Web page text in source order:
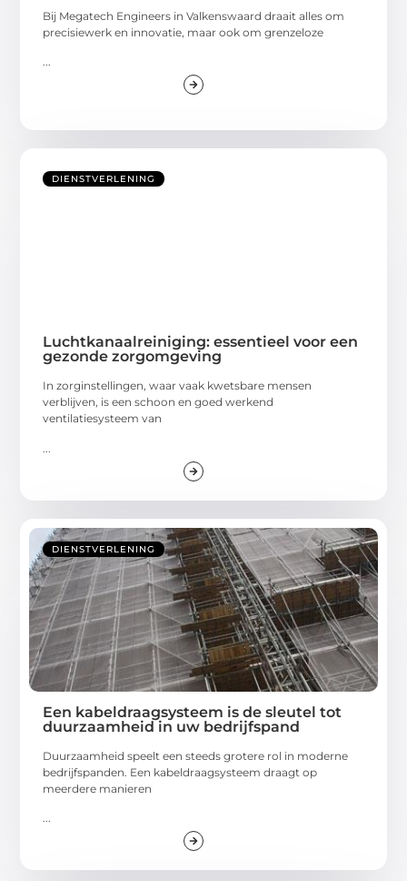
Bij Megatech Engineers in Valkenswaard draait alles om
precisiewerk en innovatie, maar ook om grenzeloze
...
DIENSTVERLENING
Luchtkanaalreiniging: essentieel voor een
gezonde zorgomgeving
In zorginstellingen, waar vaak kwetsbare mensen
verblijven, is een schoon en goed werkend
ventilatiesysteem van
DIENSTVERLENING
Een kabeldraagsysteem is de sleutel tot
duurzaamheid in uw bedrijfspand
Duurzaamheid speelt een steeds grotere rol in moderne
bedrijfspanden. Een kabeldraagsysteem draagt op
meerdere manieren
...